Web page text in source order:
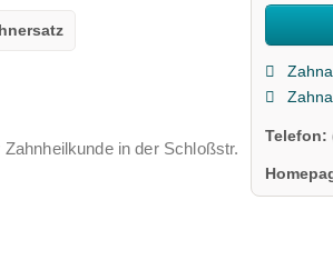
in der Schloßstr.
Telefon: